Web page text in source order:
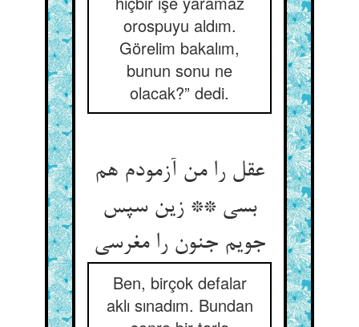
orospuyu aldım.
Görelim bakalım,
bunun sonu ne
olacak?” dedi.
عقل را من آزمودم هم
بسی ** زین سپس
جویم جنون را مغرسی‏
Ben, birçok defalar
aklı sınadım. Bundan